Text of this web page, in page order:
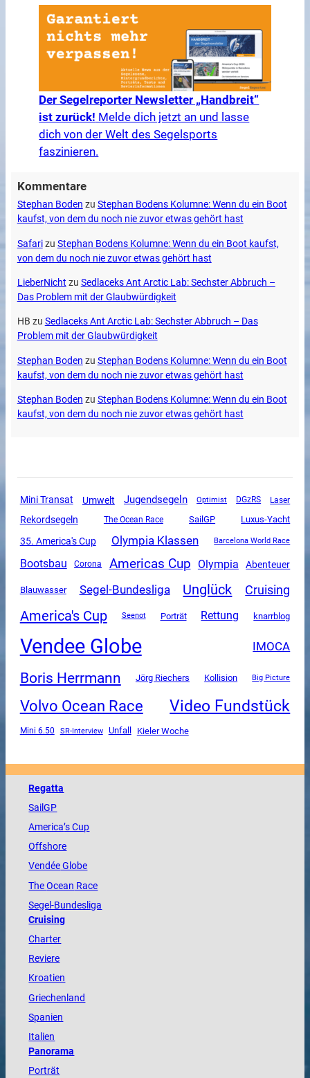
Der Segelreporter Newsletter „Handbreit“
ist zurück! Melde dich jetzt an und lasse
dich von der Welt des Segelsports
faszinieren.
Kommentare
Stephan Boden zu Stephan Bodens Kolumne: Wenn du ein Boot
kaufst, von dem du noch nie zuvor etwas gehört hast
Safarizu Stephan Bodens Kolumne: Wenn du ein Boot kaufst,
von dem du noch nie zuvor etwas gehört hast
LieberNicht zu Sedlaceks Ant Arctic Lab: Sechster Abbruch –
Das Problem mit der Glaubwürdigkeit
HB zu Sedlaceks Ant Arctic Lab: Sechster Abbruch – Das
Problem mit der Glaubwürdigkeit
Stephan Boden zu Stephan Bodens Kolumne: Wenn du ein Boot
kaufst, von dem du noch nie zuvor etwas gehört hast
Stephan Boden zu Stephan Bodens Kolumne: Wenn du ein Boot
kaufst, von dem du noch nie zuvor etwas gehört hast
Mini Transat Umwelt Jugendsegeln Optimist DGzRS Laser
Rekordsegeln The Ocean Race SailGP Luxus-Yacht
35. America's Cup Olympia Klassen Barcelona World Race
Bootsbau Corona Americas Cup Olympia Abenteuer
Blauwasser Segel-Bundesliga Unglück Cruising
America's Cup Seenot Porträt Rettung knarrblog
Vendee Globe IMOCA
Boris Herrmann Jörg Riechers Kollision Big Picture
Volvo Ocean Race Video Fundstück
Mini 6.50 SR-Interview Unfall Kieler Woche
Regatta
SailGP
America’s Cup
Offshore
VendéeGlobe
TheOcean Race
Segel-Bundesliga
Cruising
Charter
Reviere
Kroatien
Griechenland
Spanien
Italien
Panorama
Porträt